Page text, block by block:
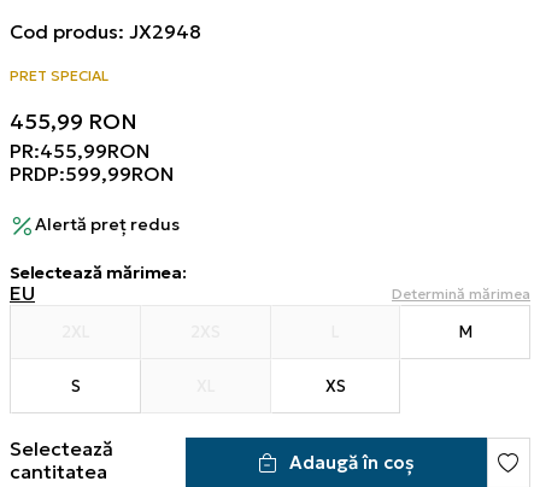
Cod produs: JX2948
PRET SPECIAL
455,99 RON
PR:455,99RON
PRDP:599,99RON
Alertă preț redus
Selectează mărimea:
EU Determină mărimea
M
S XS
Selectează
cantitatea
Adaugă în coș